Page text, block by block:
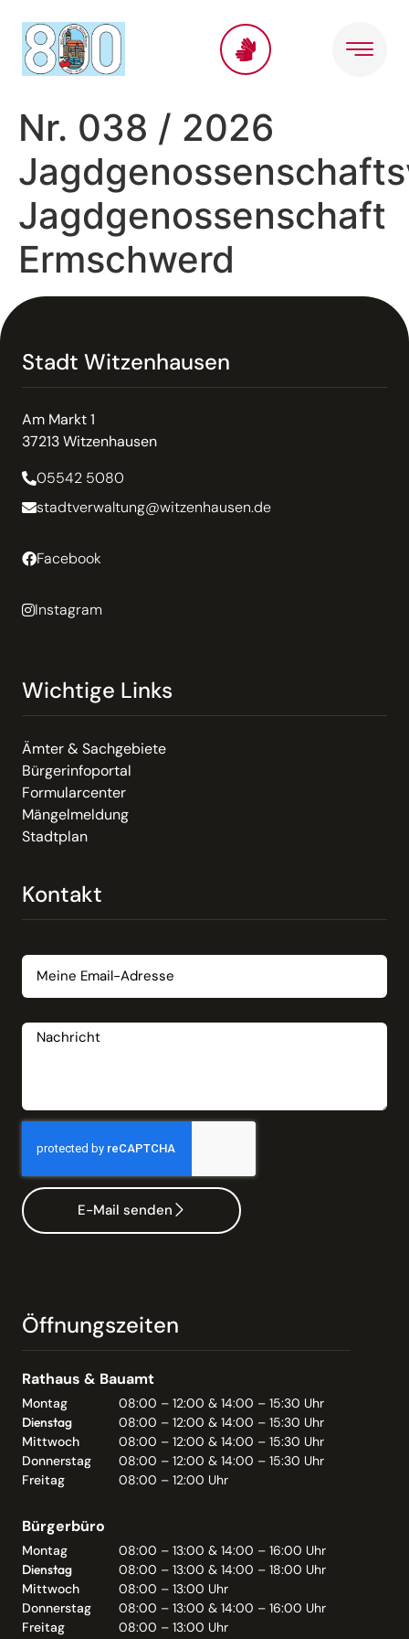
springen
Nr. 038 / 2026
Jagdgenossenschaft
Ermschwerd
Stadt Witzenhausen
Am Markt 1
37213 Witzenhausen
05542 5080
stadtverwaltung@witzenhausen.de
Facebook
Instagram
Wichtige Links
Ämter & Sachgebiete
Bürgerinfoportal
Formularcenter
Mängelmeldung
Stadtplan
Kontakt
E-Mail senden
Öffnungszeiten
Rathaus & Bauamt
Montag
08:00 – 12:00 & 14:00 – 15:30 Uhr
Dienstag
08:00 – 12:00 & 14:00 – 15:30 Uhr
Mittwoch
08:00 – 12:00 & 14:00 – 15:30 Uhr
Donnerstag
08:00 – 12:00 & 14:00 – 15:30 Uhr
Freitag
08:00 – 12:00 Uhr
Bürgerbüro
Montag
08:00 – 13:00 & 14:00 – 16:00 Uhr
Dienstag
08:00 – 13:00 & 14:00 – 18:00 Uhr
Mittwoch
08:00 – 13:00 Uhr
Donnerstag
08:00 – 13:00 & 14:00 – 16:00 Uhr
Freitag
08:00 – 13:00 Uhr